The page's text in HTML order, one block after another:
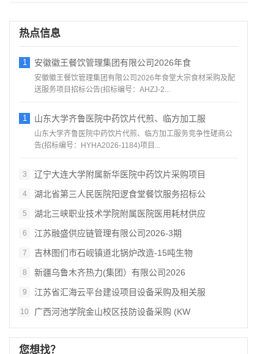
热点信息
1 安徽徽王餐饮管理集团有限公司2026年食
安徽徽王餐饮管理集团有限公司2026年食堂大宗食材采购及配
送服务项目招标公告(招标编号：AHZJ-2...
1 山东大学齐鲁医院中药饮片代煎、临方加工服
山东大学齐鲁医院中药饮片代煎、临方加工服务竞争性磋商公
告(招标编号：HYHA2026-1184)项目...
3 辽宁大连大学附属新华医院中药饮片采购项目
4 湖北省第三人民医院阳逻食堂餐饮服务招标公
5 湖北三峡职业技术学院附属医院医用耗材供应
6 江苏融盛供应链管理有限公司2026‑3期
7 吉林图们市石岘镇道北锅炉改造‑15吨生物
8 新疆乌鲁木齐热力(集团）有限公司2026
9 江苏省汇海云平台建设项目设备采购及相关服
10 广西河池学院金山校区技防设备采购 (KW
您想找？